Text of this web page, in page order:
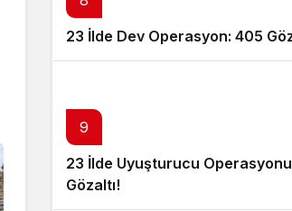
23 İlde Dev Operasyon: 405
9
23 İlde Uyuşturucu
Gözaltı!